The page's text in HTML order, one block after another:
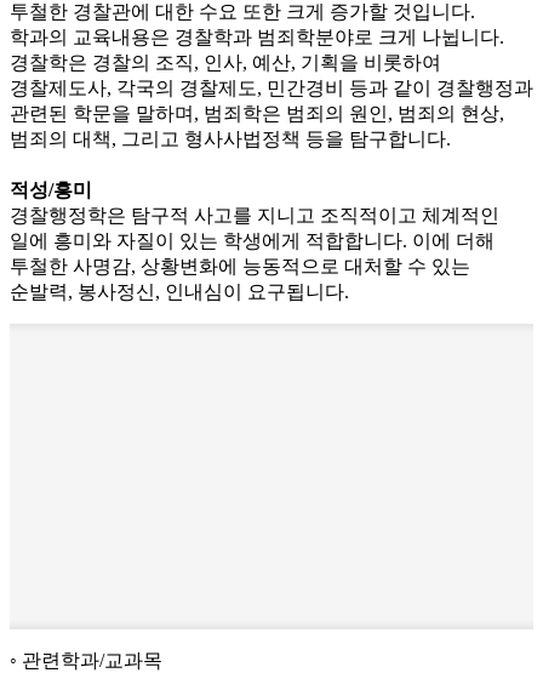
투철한 경찰관에 대한 수요 또한 크게 증가할 것입니다.
학과의 교육내용은 경찰학과 범죄학분야로 크게 나뉩니다.
경찰학은 경찰의 조직, 인사, 예산, 기획을 비롯하여
경찰제도사, 각국의 경찰제도, 민간경비 등과 같이 경찰행정과
관련된 학문을 말하며, 범죄학은 범죄의 원인, 범죄의 현상,
범죄의 대책, 그리고 형사사법정책 등을 탐구합니다.
적성/흥미
경찰행정학은 탐구적 사고를 지니고 조직적이고 체계적인
일에 흥미와 자질이 있는 학생에게 적합합니다. 이에 더해
투철한 사명감, 상황변화에 능동적으로 대처할 수 있는
순발력, 봉사정신, 인내심이 요구됩니다.
관련학과/교과목